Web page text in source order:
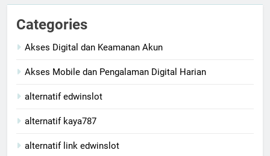
Categories
Akses Digital dan Keamanan Akun
Akses Mobile dan Pengalaman Digital Harian
alternatif edwinslot
alternatif kaya787
alternatif link edwinslot